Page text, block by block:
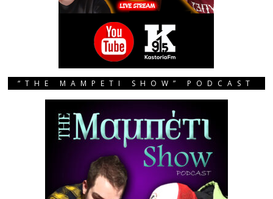
“THE MAMPETI SHOW” PODCAST